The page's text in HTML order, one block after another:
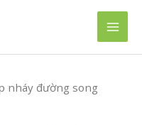
Main
nháy đường song